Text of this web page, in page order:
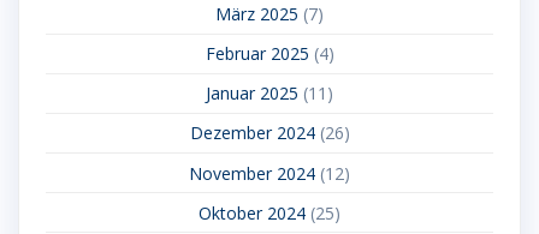
März 2025 (7)
Februar 2025 (4)
Januar 2025 (11)
Dezember 2024(26)
November 2024 (12)
Oktober 2024 (25)